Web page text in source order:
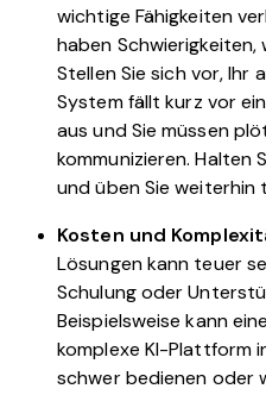
wichtige Fähigkeiten
haben Schwierigkeiten,
Stellen Sie sich vor, Ihr
System fällt kurz vor
aus und Sie müssen
kommunizieren. Halten
und üben Sie
Kosten und
Lösungen kann teuer
Schulung oder
Beispielsweise kann
komplexe KI-Plattform
schwer bedienen oder